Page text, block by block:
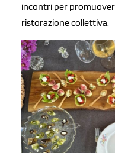
incontri per
ristorazione collettiva.